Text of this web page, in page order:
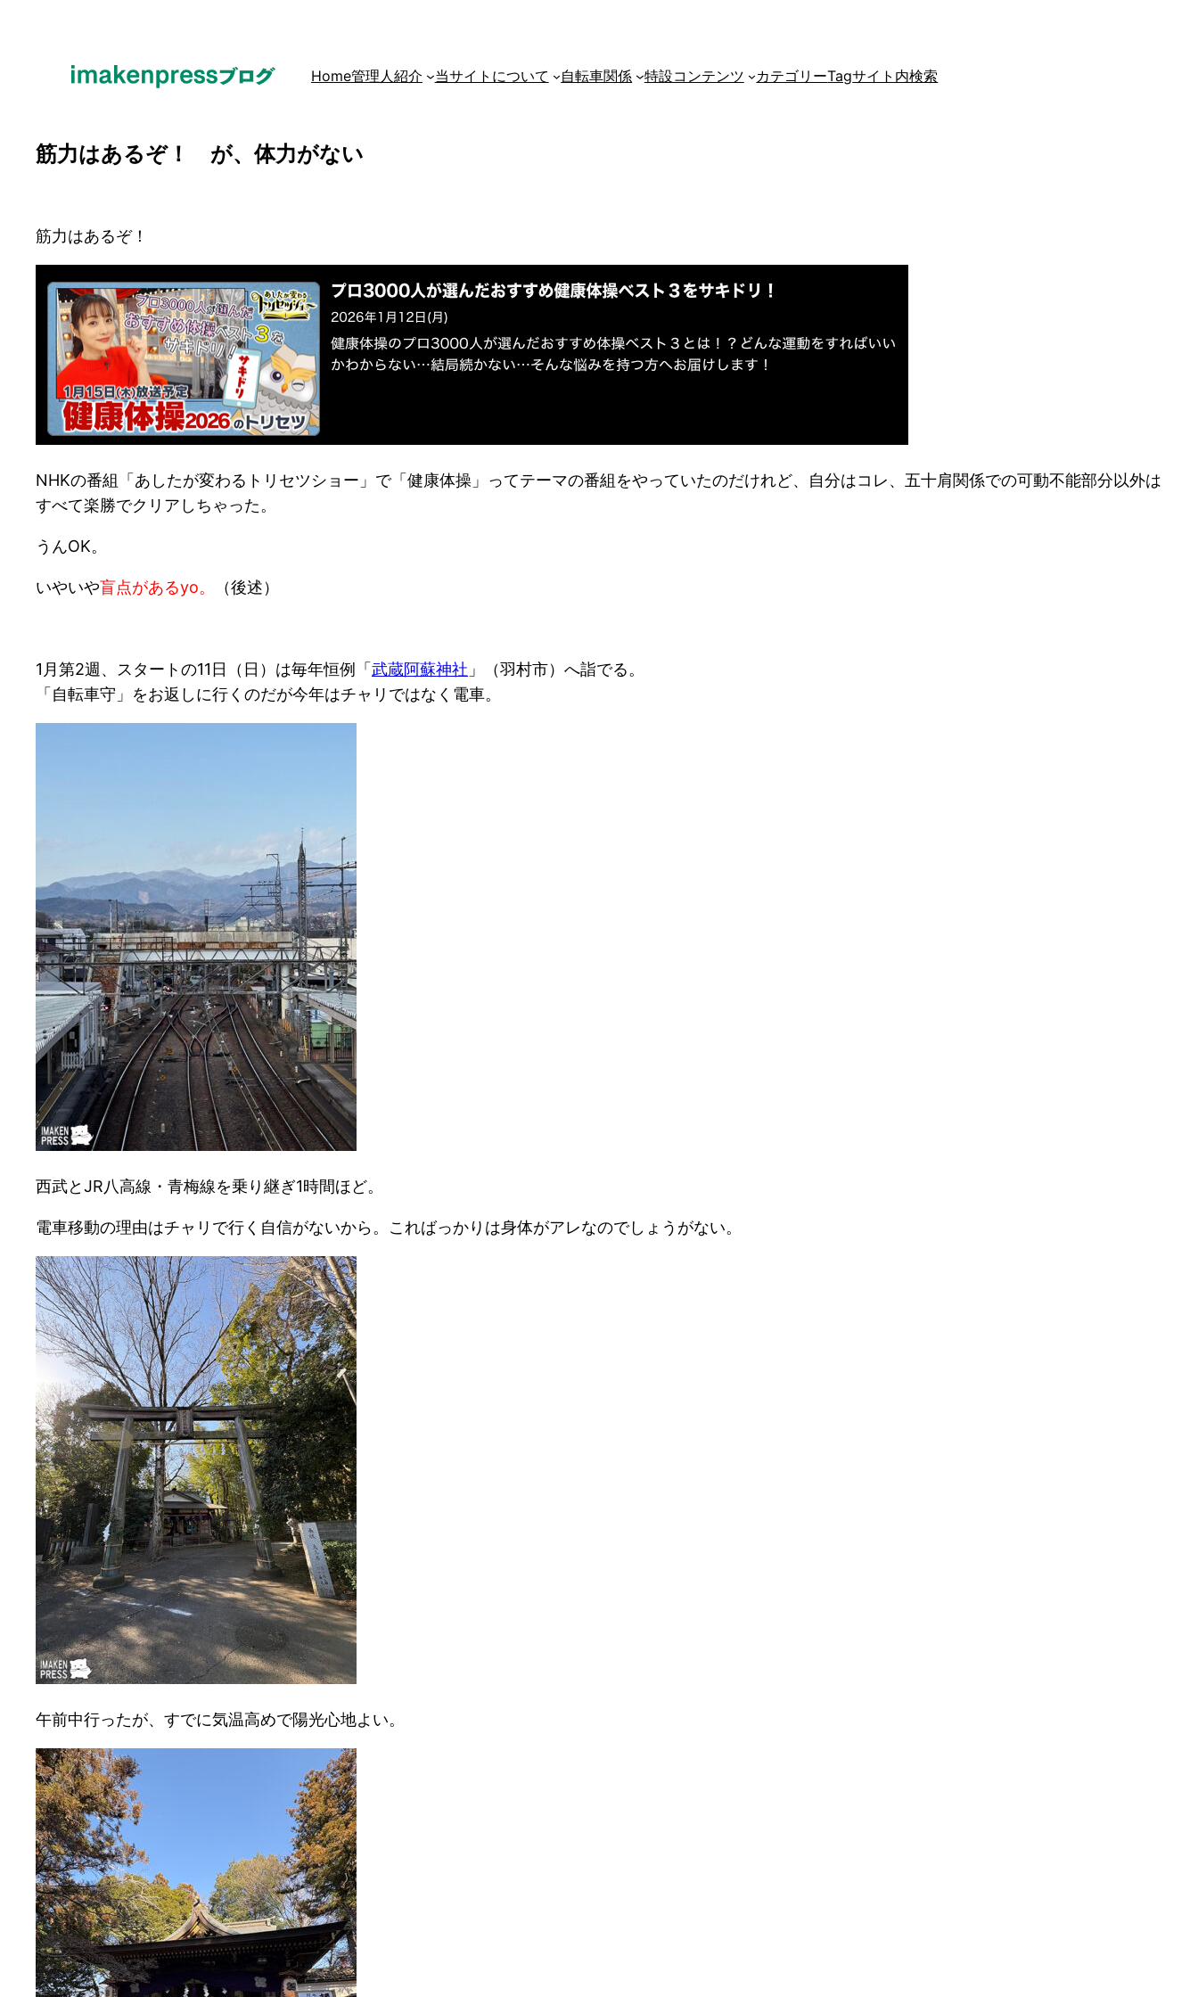
Home管理人紹介 当サイトについて 自転車関係 特設コンテンツ カテゴリーTagサイト内検索
筋力はあるぞ！ が、体力がない
筋力はあるぞ！
NHKの番組「あしたが変わるトリセツショー」で「健康体操」ってテーマの番組をやっていたのだけれど、自分はコレ、五十肩関係での可動不能部分以外は
すべて楽勝でクリアしちゃった。
うんOK。
いやいや盲点があるyo。 （後述）
1月第2週、スタートの11日（日）は毎年恒例「 武蔵阿蘇神社 」（羽村市）へ詣でる。
「自転車守」をお返しに行くのだが今年はチャリではなく電車。
西武とJR八高線・青梅線を乗り継ぎ1時間ほど。
電車移動の理由はチャリで行く自信がないから。こればっかりは身体がアレなのでしょうがない。
午前中行ったが、すでに気温高めで陽光心地よい。